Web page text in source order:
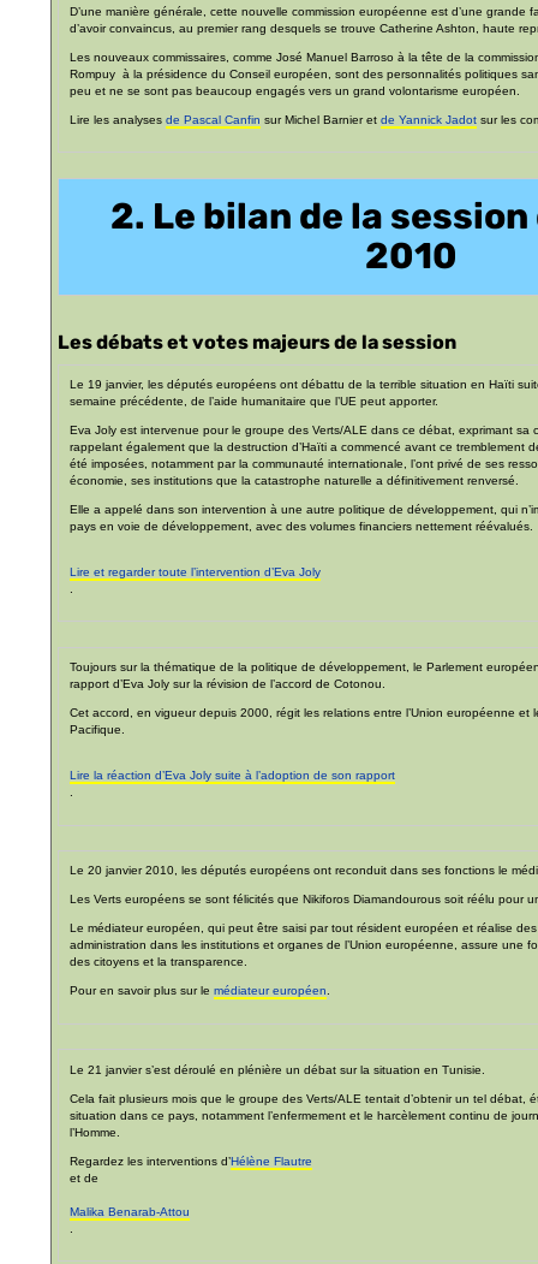
D’une manière générale, cette nouvelle commission européenne est d’une grande
d’avoir convaincus, au premier rang desquels se trouve Catherine Ashton, haute
Les nouveaux commissaires, comme José Manuel Barroso à la tête de la
Rompuy à la présidence du Conseil européen, sont des personnalités politiques
peu et ne se sont pas beaucoup engagés vers un grand volontarisme européen.
Lire les analysesde Pascal Canfin sur Michel Barnier etde Yannick Jadot sur les
2. Le bilan de la
2010
Les débats et votes majeurs de la session
Le 19 janvier, les députés européens ont débattu de la terrible situation en Haïti
semaine précédente, de l’aide humanitaire que l’UE peut apporter.
Eva Joly est intervenue pour le groupe des Verts/ALE dans ce débat, exprimant sa
rappelant également que la destruction d’Haïti a commencé avant ce tremblement
été imposées, notamment par la communauté internationale, l’ont privé de ses
économie, ses institutions que la catastrophe naturelle a définitivement renversé.
Elle a appelé dans son intervention à une autre politique de développement, qui
pays en voie de développement, avec des volumes financiers nettement réévalués.
Lire et regarder toute l’intervention d’Eva Joly
Toujours sur la thématique de la politique de développement, le Parlement
rapport d’Eva Joly sur la révision de l’accord de Cotonou.
Cet accord, en vigueur depuis 2000, régit les relations entre l’Union européenne et
Pacifique.
Lire la réaction d’Eva Joly suite à l’adoption de son rapport
.
Le 20 janvier 2010, les députés européens ont reconduit dans ses fonctions le
Les Verts européens se sont félicités que Nikiforos Diamandourous soit réélu pour
Le médiateur européen, qui peut être saisi par tout résident européen et réalise
administration dans les institutions et organes de l’Union européenne, assure une
des citoyens et la transparence.
Pour en savoir plus sur lemédiateur européen.
Le 21 janvier s’est déroulé en plénière un débat sur la situation en Tunisie.
Cela fait plusieurs mois que le groupe des Verts/ALE tentait d’obtenir un tel débat,
situation dans ce pays, notamment l’enfermement et le harcèlement continu de
l’Homme.
Regardez les interventions d’Hélène Flautre
et de
Malika Benarab-Attou